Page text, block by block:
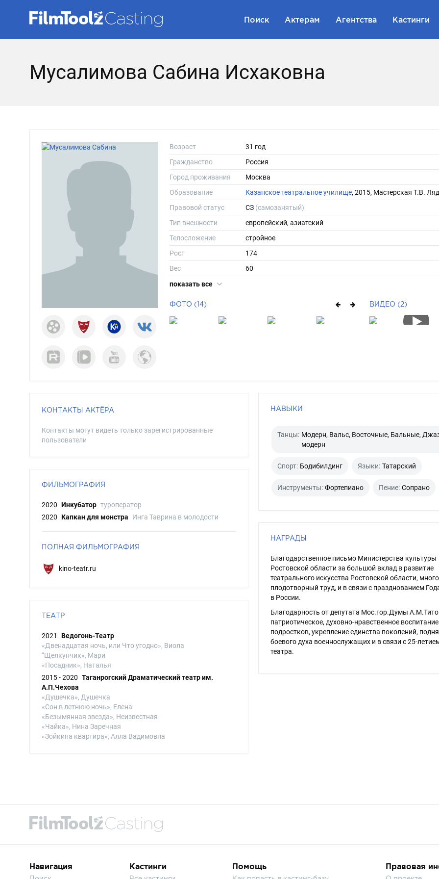
Поиск Актерам Агентства Кастинги
Мусалимова Сабина Исхаковна
Возраст
31 год
Гражданство
Россия
Город проживания
Москва
Образование
Казанское театральное училище, 2015, Мастерская Т.В.
Правовой статус
СЗ (самозанятый)
Тип внешности
европейский, азиатский
Телосложение
стройное
Рост
174
Вес
60
Размер одежды
показать все
ФОТО (14) ВИДЕО (2)
КОНТАКТЫ АКТЁРА
Контакты могут видеть только зарегистрированные
пользователи
ФИЛЬМОГРАФИЯ
2020 Инкубатор туроператор
2020
Капкан для монстра Инга Таврина в молодости
ПОЛНАЯ ФИЛЬМОГРАФИЯ
kino-teatr.ru
ТЕАТР
2021
Ведогонь-Театр
«Двенадцатая ночь, или Что угодно», Виола
“Щелкунчик», Мари
«Посадник», Наталья
2015 - 2020 Таганрогский Драматический театр им.
А.П.Чехова
«Душечка», Душечка
«Сон в летнюю ночь», Елена
«Безымянная звезда», Неизвестная
«Чайка», Нина Заречная
«Зойкина квартира», Алла Вадимовна
НАВЫКИ
Танцы: Модерн, Вальс, Восточные, Бальные,
модерн
Спорт: Бодибилдинг Языки: Татарский
Инструменты: Фортепиано Пение: Сопрано
НАГРАДЫ
Благодарственное письмо Министерства культуры
Ростовской области за большой вклад в развитие
театрального искусства Ростовской области,
плодотворный труд, и в связи с празднованием
в России.
Благодарность от депутата Мос.гор.Думы
патриотическое, духовно-нравственное воспитание
подростков, укрепление единства поколений,
боевого духа военнослужащих и в связи с 25-
театра.
Навигация Кастинги Помощь Правовая